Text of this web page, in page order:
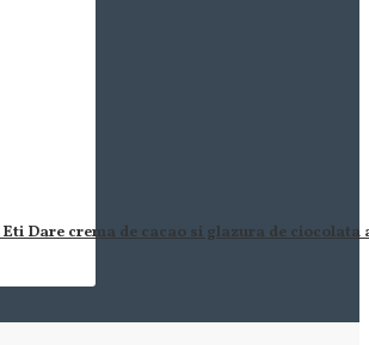
Dare crema de cacao si glazura de ciocolata